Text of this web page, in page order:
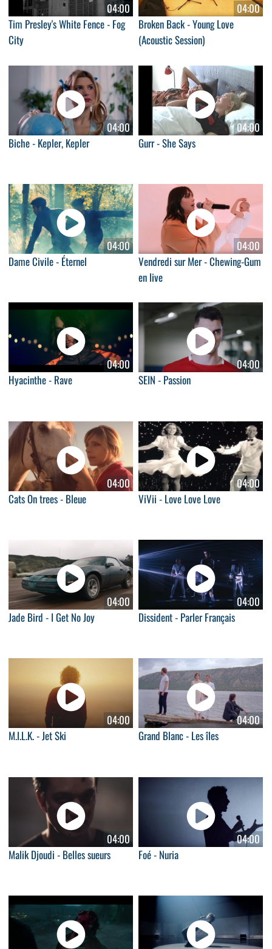
04:00
Tim Presley's White Fence - Fog
City
04:00
Broken Back - Young Love
(Acoustic Session)
04:00
Biche - Kepler, Kepler
04:00
Gurr - She Says
04:00
Dame Civile - Éternel
04:00
Vendredi sur Mer - Chewing-Gum
en live
04:00
Hyacinthe - Rave
04:00
SEIN - Passion
04:00
Cats On trees - Bleue
04:00
ViVii - Love Love Love
04:00
Jade Bird - I Get No Joy
04:00
Dissident - Parler Français
04:00
M.I.L.K. - Jet Ski
04:00
Grand Blanc - Les îles
04:00
Malik Djoudi - Belles sueurs
04:00
Foé - Nuria